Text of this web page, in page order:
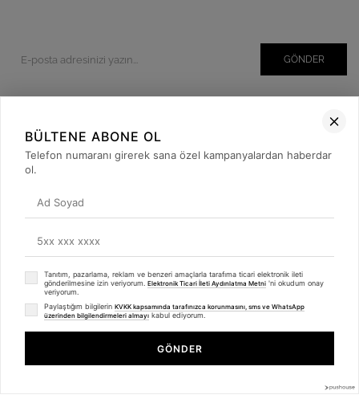
GÖNDER
Kurumsal
Müşteri İlişkileri
Sosyal Medya
betulbabacan.com- Tüm Hakları Saklıdır.
BÜLTENE ABONE OL
Telefon numaranı girerek sana özel kampanyalardan haberdar
ol.
Tanıtım, pazarlama, reklam ve benzeri amaçlarla tarafıma ticari elektronik ileti
gönderilmesine izin veriyorum. Elektronik Ticari İleti Aydınlatma Metni 'ni okudum onay
veriyorum.
Paylaştığım bilgilerin KVKK kapsamında tarafınızca korunmasını, sms ve WhatsApp
üzerinden bilgilendirmeleri almayı kabul ediyorum.
GÖNDER